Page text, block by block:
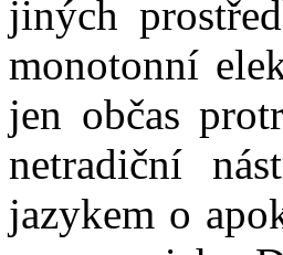
jiných
monotonní
jen občas
netradiční
jazykem o